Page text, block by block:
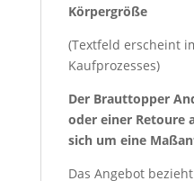
Körpergröße
(Textfeld erscheint
Kaufprozesses)
Der Brauttopper
oder einer Retoure
sich um eine
Das Angebot